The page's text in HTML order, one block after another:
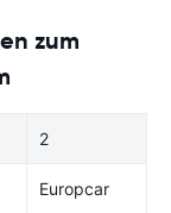
zum
2
Europcar